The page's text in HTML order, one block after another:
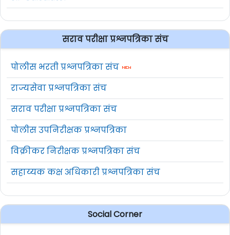
सराव परीक्षा प्रश्नपत्रिका संच
पोलीस भरती प्रश्नपत्रिका संच
राज्यसेवा प्रश्नपत्रिका संच
सराव परीक्षा प्रश्नपत्रिका संच
पोलीस उपनिरीक्षक प्रश्नपत्रिका
विक्रीकर निरीक्षक प्रश्नपत्रिका संच
सहाय्यक कक्ष अधिकारी प्रश्नपत्रिका संच
Social Corner